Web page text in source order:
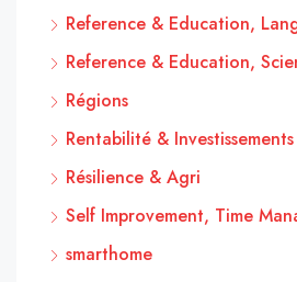
Reference & Education,
Reference & Education,
Régions
Rentabilité &
Résilience & Agri
Self Improvement, Time
smarthome